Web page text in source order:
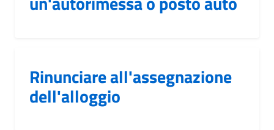
Rinunciare all'assegnazione
dell'alloggio